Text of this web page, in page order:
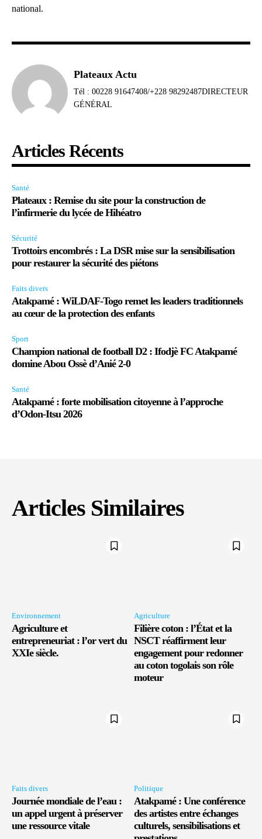
national.
Plateaux Actu
Tél : 00228 91647408/+228 98292487DIRECTEUR
GÉNÉRAL
Articles Récents
Santé
Plateaux : Remise du site pour la construction de
l’infirmerie du lycée de Hihéatro
Sécurité
Trottoirs encombrés : La DSR mise sur la sensibilisation
pour restaurer la sécurité des piétons
Faits divers
Atakpamé : WiLDAF-Togo remet les leaders traditionnels
au cœur de la protection des enfants
Sport
Champion national de football D2 : Ifodjè FC Atakpamé
domine Abou Ossè d’Anié 2-0
Santé
Atakpamé : forte mobilisation citoyenne à l’approche
d’Odon-Itsu 2026
Articles Similaires
Environnement
Agriculture et
entrepreneuriat : l’or vert du
XXIe siècle.
Agriculture
Filière coton : l’État et la
NSCT réaffirment leur
engagement pour redonner
au coton togolais son rôle
moteur
Faits divers
Journée mondiale de l’eau :
un appel urgent à préserver
une ressource vitale
Politique
Atakpamé : Une conférence
des artistes entre échanges
culturels, sensibilisations et